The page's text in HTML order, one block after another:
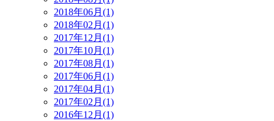
2018年06月(1)
2018年02月(1)
2017年12月(1)
2017年10月(1)
2017年08月(1)
2017年06月(1)
2017年04月(1)
2017年02月(1)
2016年12月(1)